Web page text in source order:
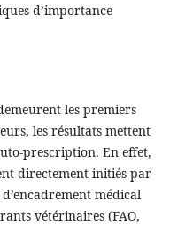
d’importance
les premiers
les résultats mettent
prescription. En effet,
directement initiés par
médical
vétérinaires (FAO,